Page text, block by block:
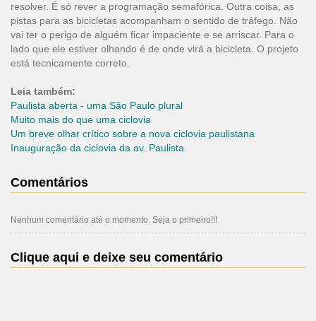
resolver. É só rever a programação semafórica. Outra coisa, as
pistas para as bicicletas acompanham o sentido de tráfego. Não
vai ter o perigo de alguém ficar impaciente e se arriscar. Para o
lado que ele estiver olhando é de onde virá a bicicleta. O projeto
está tecnicamente correto.
Leia também:
Paulista aberta - uma São Paulo plural
Muito mais do que uma ciclovia
Um breve olhar crítico sobre a nova ciclovia paulistana
Inauguração da ciclovia da av. Paulista
Comentários
Nenhum comentário até o momento. Seja o primeiro!!!
Clique aqui e deixe seu comentário